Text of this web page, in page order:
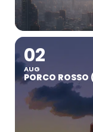
02
AUG
PORCO